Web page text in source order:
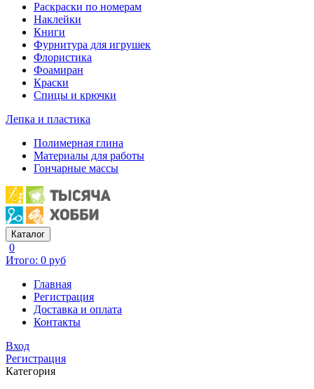
Раскраски по номерам
Наклейки
Книги
Фурнитура для игрушек
Флористика
Фоамиран
Краски
Спицы и крючки
Лепка и пластика
Полимерная глина
Материалы для работы
Гончарные массы
Каталог
0
Итого: 0 руб
Главная
Регистрация
Доставка и оплата
Контакты
Вход
Регистрация
Категория